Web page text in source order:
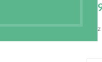
Vous souhaitez